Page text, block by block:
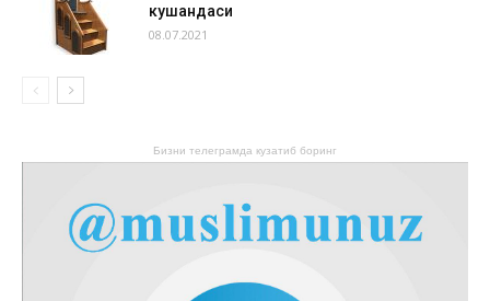
кушандаси
08.07.2021
Бизни телеграмда кузатиб боринг